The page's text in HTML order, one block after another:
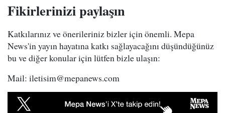
Fikirlerinizi paylaşın
Katkılarınız ve önerileriniz bizler için önemli. Mepa
News'in yayın hayatına katkı sağlayacağını düşündüğünüz
bu ve diğer konular için lütfen bizle ulaşın:
Mail: iletisim@mepanews.com